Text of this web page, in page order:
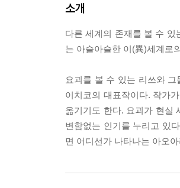
소개
다른 세계의 존재를 볼 수
는 아슬아슬한 이(異)세계로
요괴를 볼 수 있는 리쓰와
이치코의 대표작이다. 작가
옮기기도 한다. 요괴가 현실
변함없는 인기를 누리고 있
면 어디선가 나타나는 아오